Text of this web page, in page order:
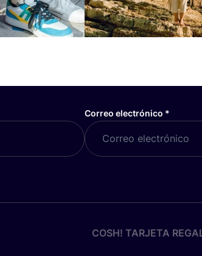
Correo electrónico *
COSH! TARJETA